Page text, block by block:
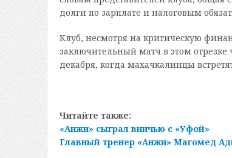
долги по зарплате и налоговым
Клуб, несмотря на критическую
заключительный матч в этом
декабря, когда махачкалинцы
Читайте также:
«Анжи» сыграл вничью с «Уфой»
Главный тренер «Анжи» Магомед